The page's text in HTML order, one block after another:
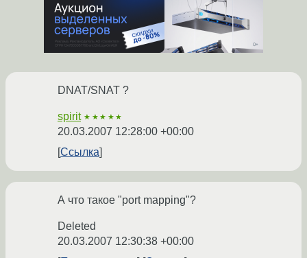
DNAT/SNAT ?
spirit ★★★★★
20.03.2007 12:28:00 +00:00
Ссылка
А что такое "port mapping"?
Deleted
20.03.2007 12:30:38 +00:00